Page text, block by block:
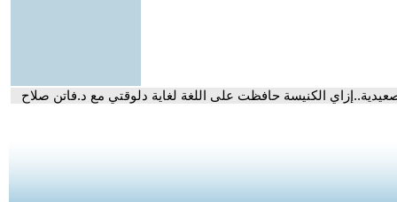
الكنيسة حافظت على اللغة لغاية دلوقتي مع د.فاتن صلاح